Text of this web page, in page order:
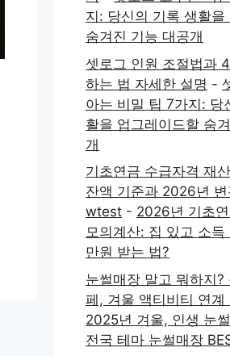
지: 당신의 기록 생활을
숨겨진 기능 대공개
셋로그 인원 조절법과
하는 법 자세한 설명 -
아는 비밀 팁 7가지: 당
활을 업그레이드할 숨
개
기초연금 수급자격 재
잔액 기준과 2026년
wtest - 2026년 기초
모의계산: 집 있고 소
만원 받는 법?
눈썰매장 말고 뭐하지?
페, 겨울 액티비티 연계
2025년 겨울, 인생 눈
전국 테마 눈썰매장